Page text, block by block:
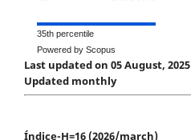
35th percentile
Powered by Scopus
Last updated on 05 August, 2025
Updated monthly
Índice-H=16 (2026/march)